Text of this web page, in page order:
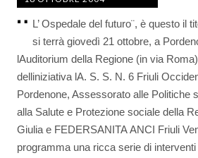
¨ L’ Ospedale del futuro¨, è questo il
si terrà giovedì 21 ottobre, a
lAuditorium della Regione (in via
delliniziativa lA. S. S. N. 6 Friuli
Pordenone, Assessorato alle Politiche
alla Salute e Protezione sociale della
Giulia e FEDERSANITA ANCI Friuli
programma una ricca serie di interventi